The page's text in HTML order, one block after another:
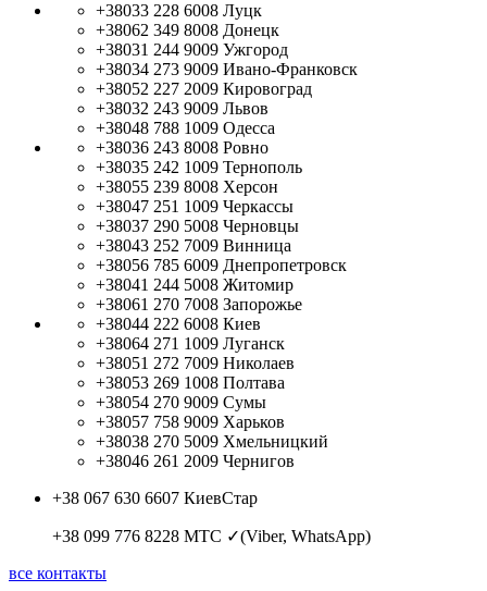
+38033 228 6008 Луцк
+38062 349 8008 Донецк
+38031 244 9009 Ужгород
+38034 273 9009 Ивано-Франковск
+38052 227 2009 Кировоград
+38032 243 9009 Львов
+38048 788 1009 Одесса
+38036 243 8008 Ровно
+38035 242 1009 Тернополь
+38055 239 8008 Херсон
+38047 251 1009 Черкассы
+38037 290 5008 Черновцы
+38043 252 7009 Винница
+38056 785 6009 Днепропетровск
+38041 244 5008 Житомир
+38061 270 7008 Запорожье
+38044 222 6008 Киев
+38064 271 1009 Луганск
+38051 272 7009 Николаев
+38053 269 1008 Полтава
+38054 270 9009 Сумы
+38057 758 9009 Харьков
+38038 270 5009 Хмельницкий
+38046 261 2009 Чернигов
+38 067 630 6607 КиевСтар
+38 099 776 8228 МТС ✓(Viber, WhatsApp)
все контакты